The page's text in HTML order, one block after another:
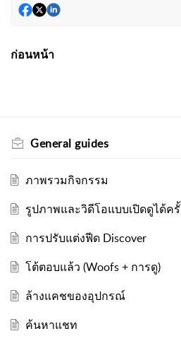
ก่อนหน้า
General guides
ภาพรวมกิจกรรม
รูปภาพและวิดีโอแบบเปิดดูได้ครั้
การปรับแต่งฟีด Discover
โต้ตอบแล้ว (Woofs + การดู)
ล้างแคชของอุปกรณ์
ค้นหาแชท